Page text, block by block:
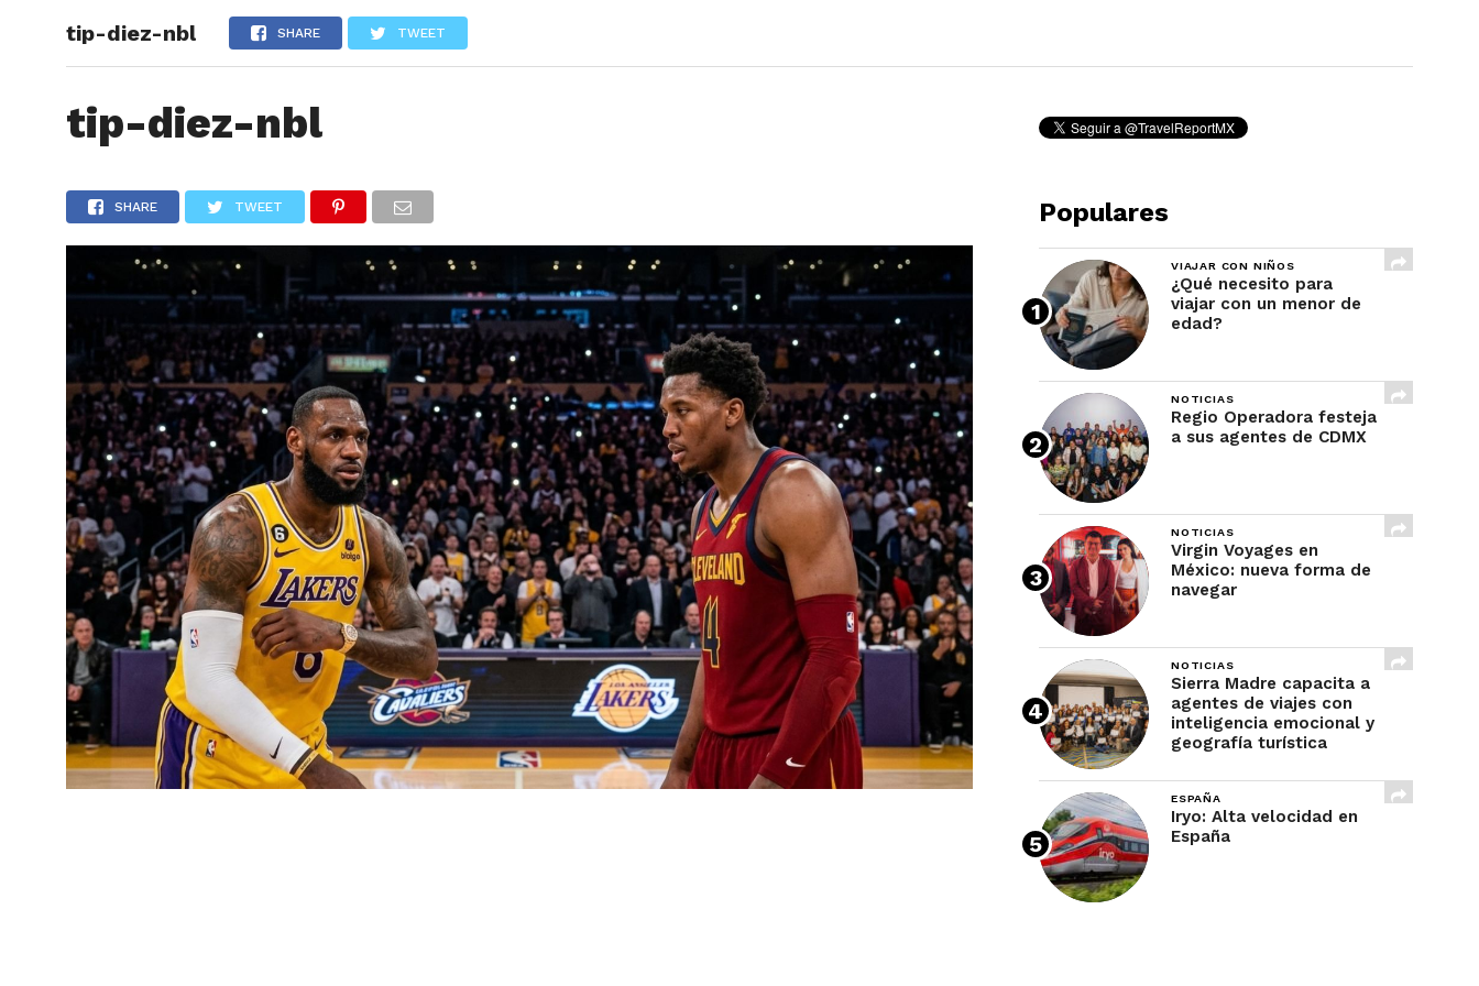
ARTÍCULOS
tip-diez-nbl SHARE TWEET
tip-diez-nbl
SHARE TWEET Populares
VIAJAR CON NIÑOS
¿Qué necesito para
viajar con un menor de
edad?
NOTICIAS
Regio Operadora festeja
a sus agentes de CDMX
NOTICIAS
Virgin Voyages en
México: nueva forma de
navegar
NOTICIAS
Sierra Madre capacita a
agentes de viajes con
inteligencia emocional y
geografía turística
ESPAÑA
Iryo: Alta velocidad en
España